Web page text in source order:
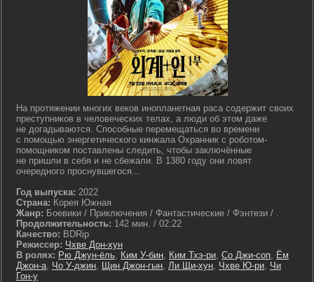
На протяжении многих веков инопланетная раса содержит своих
преступников в человеческих телах, а люди об этом даже
не догадываются. Способные перемещаться во времени
с помощью энергетического кинжала Охранник с роботом-
помощником поставлены следить, чтобы заключённые
не пришли в себя и не сбежали. В 1380 году они ловят
очередного проснувшегося...
Год выпуска: 2022
Страна: Корея Южная
Жанр: Боевики / Приключения / Фантастические / Фэнтези / .
Продолжительность: 142 мин. / 02:22
Качество: BDRip
Режиссер: Чхве Дон-хун
В ролях: Рю Джун-ёль, Ким У-бин, Ким Тхэ-ри, Со Джи-соп, Ём
Джон-а, Чо У-джин, Щин Джон-гын, Ли Щи-хун, Чхве Ю-ри, Чи
Гон-у